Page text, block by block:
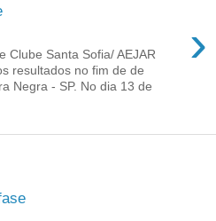
›
Clube Santa Sofia/ AEJAR
resultados no fim de de
Negra - SP. No dia 13 de